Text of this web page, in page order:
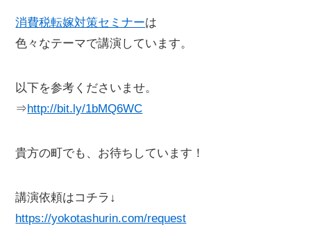
消費税転嫁対策セミナーは
色々なテーマで講演しています。
以下を参考くださいませ。
⇒http://bit.ly/1bMQ6WC
貴方の町でも、お待ちしています！
講演依頼はコチラ↓
https://yokotashurin.com/request